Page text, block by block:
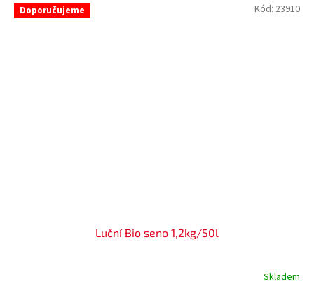
Doporučujeme
Luční Bio seno 1,2kg/50l
Skladem
Kód: 23910